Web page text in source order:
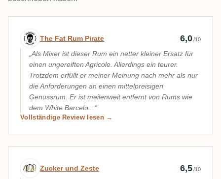
Expertenbewertung von The Fat Rum
The Fat Rum Pirate 6,0/10
Als Mixer ist dieser Rum ein netter kleiner Ersatz für
einen ungereiften Agricole. Allerdings ein teurer.
Trotzdem erfüllt er meiner Meinung nach mehr als nur
die Anforderungen an einen mittelpreisigen
Genussrum. Er ist meilenweit entfernt von Rums wie
dem White Barcelo...
Vollständige Review lesen →
Expertenbewertung von Zucker und
Zucker und Zeste 6,5/10